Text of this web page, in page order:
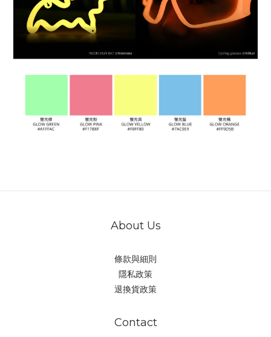
About Us
條款與細則
隱私政策
退換貨政策
Contact